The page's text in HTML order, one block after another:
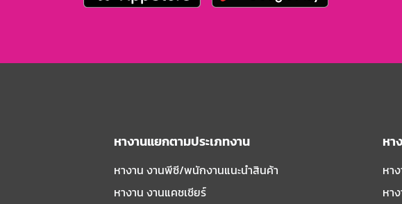
หางานแยกตามประเภทงาน
หางาน งานพีซี/พนักงานแนะนําสินค้า
หางาน งานแคชเชียร์
หา
หา
หา